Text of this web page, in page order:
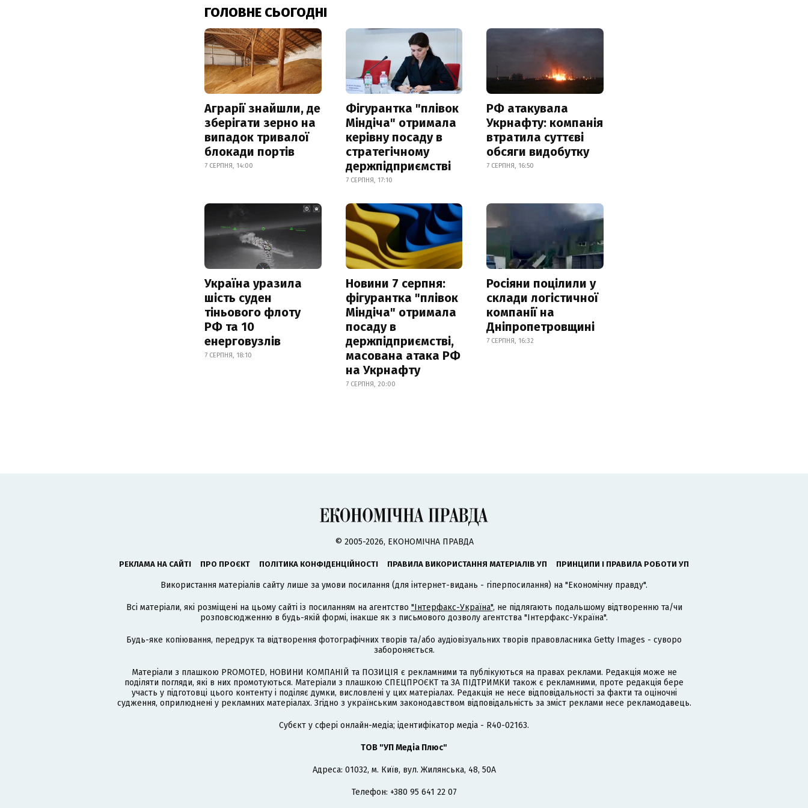
ГОЛОВНЕ СЬОГОДНІ
Аграрії знайшли, де
зберігати зерно на
випадок тривалої
блокади портів
7 СЕРПНЯ, 14:00
Фігурантка "плівок
Міндіча" отримала
керівну посаду в
стратегічному
держпідприємстві
7 СЕРПНЯ, 17:10
РФ атакувала
Укрнафту: компанія
втратила суттєві
обсяги видобутку
7 СЕРПНЯ, 16:50
Україна уразила
шість суден
тіньового флоту
РФ та 10
енерговузлів
7 СЕРПНЯ, 18:10
Новини 7 серпня:
фігурантка "плівок
Міндіча" отримала
посаду в
держпідприємстві,
масована атака РФ
на Укрнафту
7 СЕРПНЯ, 20:00
Росіяни поцілили у
склади логістичної
компанії на
Дніпропетровщині
7 СЕРПНЯ, 16:32
© 2005-2026, ЕКОНОМІЧНА ПРАВДА
РЕКЛАМА НА САЙТІ ПРО ПРОЄКТ ПОЛІТИКА КОНФІДЕНЦІЙНОСТІ ПРАВИЛА ВИКОРИСТАННЯ МАТЕРІАЛІВ УП ПРИНЦИПИ І ПРАВИЛА РОБОТИ УП
Використання матеріалів сайту лише за умови посилання (для інтернет-видань - гіперпосилання) на "Економічну правду".
Всі матеріали, які розміщені на цьому сайті із посиланням на агентство "Інтерфакс-Україна", не підлягають подальшому відтворенню та/чи
розповсюдженню в будь-якій формі, інакше як з письмового дозволу агентства "Інтерфакс-Україна".
Будь-яке копіювання, передрук та відтворення фотографічних творів та/або аудіовізуальних творів правовласника Getty Images - суворо
забороняється.
Матеріали з плашкою PROMOTED, НОВИНИ КОМПАНІЙ та ПОЗИЦІЯ є рекламними та публікуються на правах реклами. Редакція може не
поділяти погляди, які в них промотуються. Матеріали з плашкою СПЕЦПРОЄКТ та ЗА ПІДТРИМКИ також є рекламними, проте редакція бере
участь у підготовці цього контенту і поділяє думки, висловлені у цих матеріалах. Редакція не несе відповідальності за факти та оціночні
судження, оприлюднені у рекламних матеріалах. Згідно з українським законодавством відповідальність за зміст реклами несе рекламодавець.
Cубєкт у сфері онлайн-медіа; ідентифікатор медіа - R40-02163.
ТОВ "УП Медіа Плюс"
Адреса: 01032, м. Київ, вул. Жилянська, 48, 50А
Телефон: +380 95 641 22 07